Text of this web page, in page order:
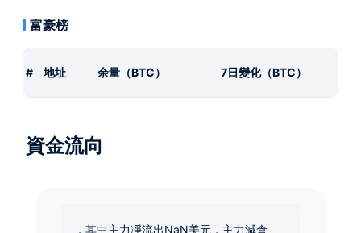
富豪榜
# 地址 余量（BTC） 7日變化（BTC）
資金流向
，其中主力凈流出NaN美元，主力減倉